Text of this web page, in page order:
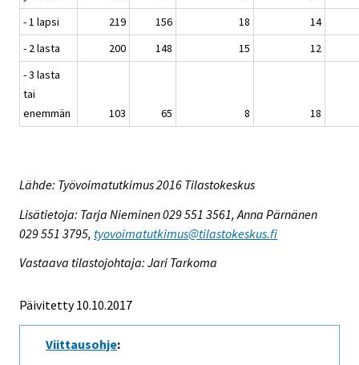
- 1 lapsi
219 156 18
14
- 2 lasta
200 148 15
12
- 3 lasta
tai
enemmän
103 65 8 18
Lähde: Työvoimatutkimus 2016 Tilastokeskus
Lisätietoja: Tarja Nieminen 029 551 3561, Anna Pärnänen
029 551 3795, tyovoimatutkimus@tilastokeskus.fi
Vastaava tilastojohtaja: Jari Tarkoma
Päivitetty 10.10.2017
Viittausohje: